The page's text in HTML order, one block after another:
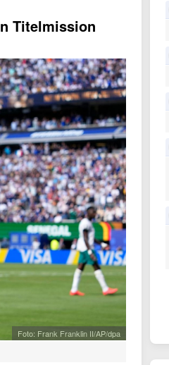
Titelmission
Foto: Frank Franklin II/AP/dpa